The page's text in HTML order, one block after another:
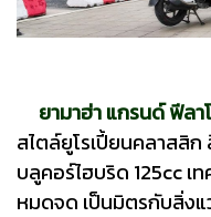
ยามาฮ่า แกรนด์ ฟีลา
สไตล์ยูโรเปี้ยนคลาสสิ
บลูคอร์ไฮบริด 125cc เ
หมดจด เป็นมิตรกับสิ่ง